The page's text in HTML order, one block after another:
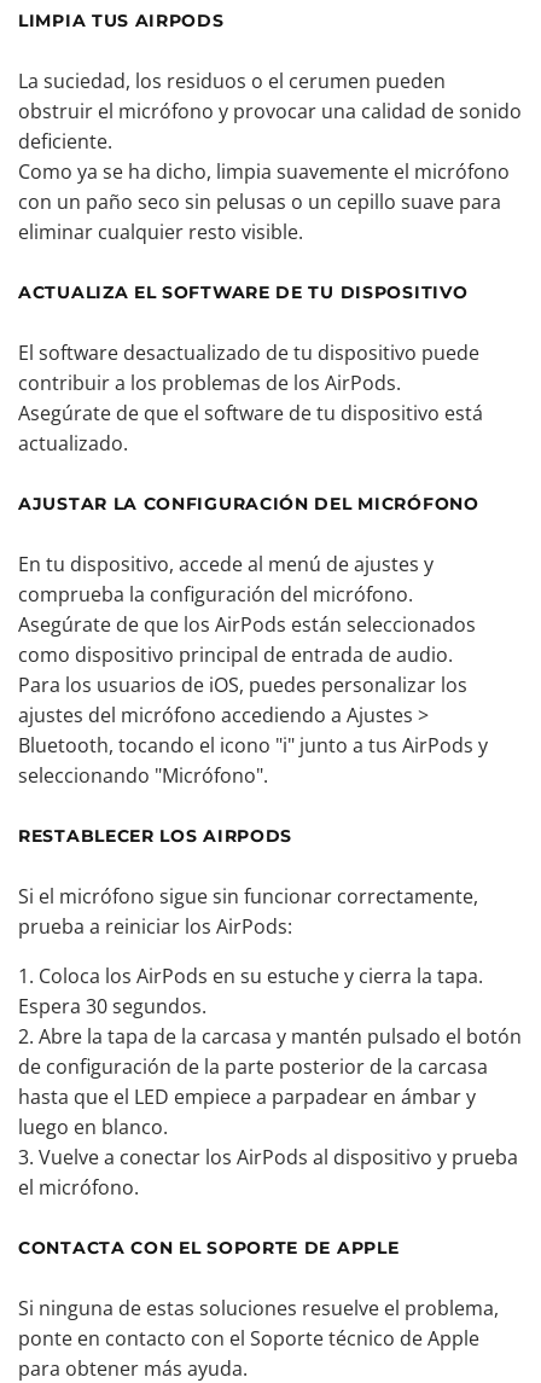
LIMPIA TUS AIRPODS
La suciedad, los residuos o el cerumen pueden
obstruir el micrófono y provocar una calidad de sonido
deficiente.
Como ya se ha dicho, limpia suavemente el micrófono
con un paño seco sin pelusas o un cepillo suave para
eliminar cualquier resto visible.
ACTUALIZA EL SOFTWARE DE TU DISPOSITIVO
El software desactualizado de tu dispositivo puede
contribuir a los problemas de los AirPods.
Asegúrate de que el software de tu dispositivo está
actualizado.
AJUSTAR LA CONFIGURACIÓN DEL MICRÓFONO
En tu dispositivo, accede al menú de ajustes y
comprueba la configuración del micrófono.
Asegúrate de que los AirPods están seleccionados
como dispositivo principal de entrada de audio.
Para los usuarios de iOS, puedes personalizar los
ajustes del micrófono accediendo a Ajustes >
Bluetooth, tocando el icono "i" junto a tus AirPods y
seleccionando "Micrófono".
RESTABLECER LOS AIRPODS
Si el micrófono sigue sin funcionar correctamente,
prueba a reiniciar los AirPods:
Coloca los AirPods en su estuche y cierra la tapa.
Espera 30 segundos.
Abre la tapa de la carcasa y mantén pulsado el botón
de configuración de la parte posterior de la carcasa
hasta que el LED empiece a parpadear en ámbar y
luego en blanco.
Vuelve a conectar los AirPods al dispositivo y prueba
el micrófono.
CONTACTA CON EL SOPORTE DE APPLE
Si ninguna de estas soluciones resuelve el problema,
ponte en contacto con el Soporte técnico de Apple
para obtener más ayuda.